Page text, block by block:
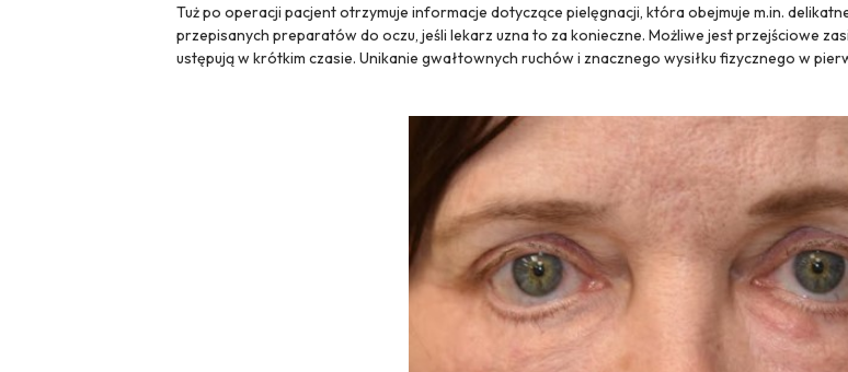
Tuż po operacji pacjent otrzymuje informacje dotyczące pielęgnacji, która obejmuje m.in.
przepisanych preparatów do oczu, jeśli lekarz uzna to za konieczne. Możliwe jest przejściowe
ustępują w krótkim czasie. Unikanie gwałtownych ruchów i znacznego wysiłku fizycznego w